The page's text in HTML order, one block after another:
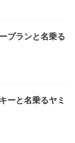
プランと名乗る
ーと名乗るヤミ